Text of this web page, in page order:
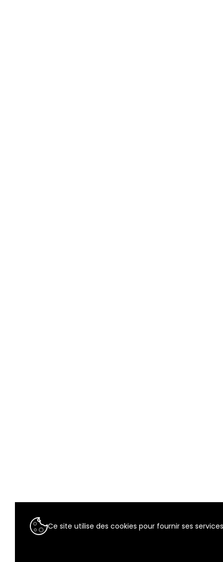
Ce site utilise des cookies pour fournir ses